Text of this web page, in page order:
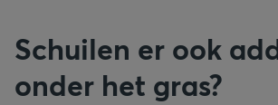
Schuilen er ook
onder het gras?